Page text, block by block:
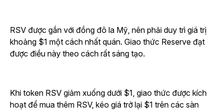
RSV được gắn với đồng đô la Mỹ, nên phải duy trì giá trị
khoảng $1 một cách nhất quán. Giao thức Reserve đạt
được điều này theo cách rất sáng tạo.
Khi token RSV giảm xuống dưới $1, giao thức được kích
hoạt để mua thêm RSV, kéo giá trở lại $1 trên các sàn